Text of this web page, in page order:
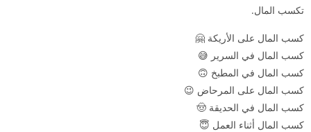
تكسب المال.
كسب المال على الأريكة 🤗
كسب المال في السرير 😅
كسب المال في المطبخ 🙃
كسب المال على المرحاض 😉
كسب المال في الحديقة 🤠
كسب المال أثناء العمل 😇